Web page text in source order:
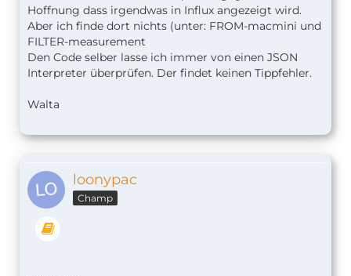
Hoffnung dass irgendwas in Influx angezeigt wird.
Aber ich finde dort nichts (unter: FROM-macmini und
FILTER-measurement
Den Code selber lasse ich immer von einen JSON
Interpreter überprüfen. Der findet keinen Tippfehler.
Walta
loonypac
Champ